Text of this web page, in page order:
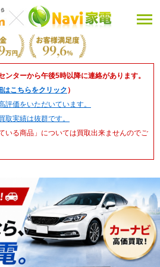
ンターから午後5時以降に連絡があります。
はこちらをクリック ）
評価をいただいています。
取実績は抜群です。
いる商品」については買取出来ませんのでご